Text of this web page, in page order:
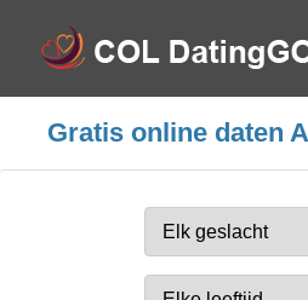
Gratis online daten